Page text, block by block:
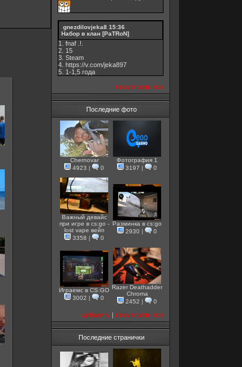
gnezdilovjeka8 15:36
Набор в клан [PaTRoN]
1. fnaf .!.
2. 15
3. Steam
4. https://v.com/jeka897
5. 1-1,5 годa
посмотреть все
Последние фото
Chernovar
4923
0
Фотография 1
3197
0
Важный девайс
при игре в cs:go -
lost vape вейп
3358
0
Разминка в cs:go
2930
0
Играемс в CS:GO
3002
0
Razer Deathadder
Chroma
2452
0
добавить посмотреть все
Последние странички